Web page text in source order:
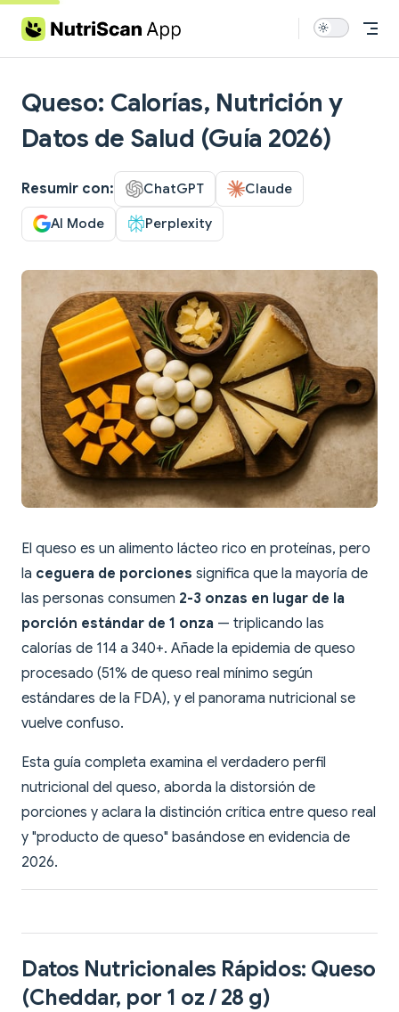
Skip to content
Queso: Calorías, Nutrición y
Datos de Salud (Guía 2026)
Resumir con: ChatGPT Claude
AI Mode Perplexity
El queso es un alimento lácteo rico en proteínas, pero
la ceguera de porciones significa que la mayoría de
las personas consumen 2-3 onzas en lugar de la
porción estándar de 1 onza — triplicando las
calorías de 114 a 340+. Añade la epidemia de queso
procesado (51% de queso real mínimo según
estándares de la FDA), y el panorama nutricional se
vuelve confuso.
Esta guía completa examina el verdadero perfil
nutricional del queso, aborda la distorsión de
porciones y aclara la distinción crítica entre queso real
y "producto de queso" basándose en evidencia de
2026.
Datos Nutricionales Rápidos: Queso
(Cheddar, por 1 oz / 28 g)